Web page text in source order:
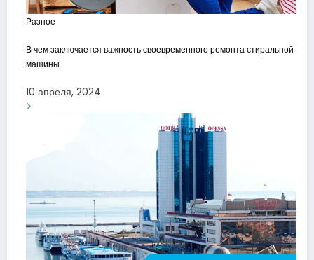
Разное
В чем заключается важность своевременного ремонта стиральной
машины
10 апреля, 2024